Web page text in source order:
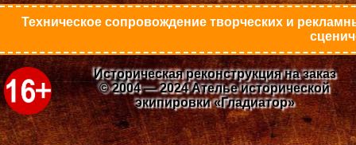
Техническое сопровождение творческих и
Историческая реконструкция на заказ
© 2004 — 2024 Ателье исторической
экипировки «Гладиатор»